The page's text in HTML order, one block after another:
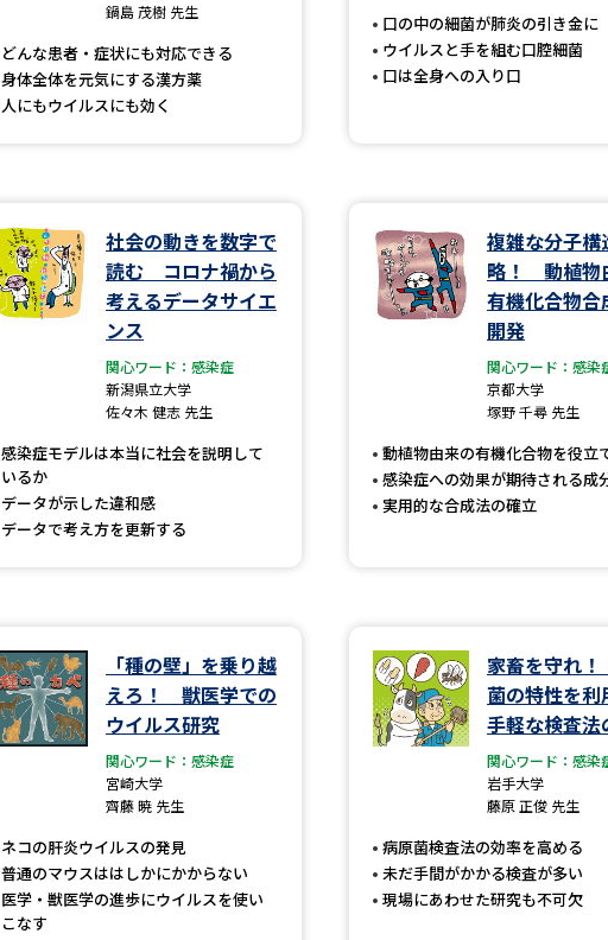
幼稚園教員資格認定試験
小学校教員資格
高等学校（情報）教員資格認定試験
大学で学べる内容や特徴を調べ
新増設大学・学部・学科特集
国際・グ
奨学金・特待生制
新学年スタート号特集ペー
新学年スタート号特集ページ（高2生用）
SELFBRAND特集ページ
来場型・Web型イベント特集
受験準備
志望校・出願校を調べる
受験スケジュールを立てよう
鍋島 茂樹 先生
どんな患者・症状にも対応できる
身体全体を元気にする漢方薬
人にもウイルスにも効く
口の中の細菌が肺炎の引き金に
ウイルスと手を組む口腔細菌
口は全身への入り口
社会の動きを数字で
読む コロナ禍から
考えるデータサイエ
ンス
関心ワード：感染症
新潟県立大学
佐々木 健志 先生
感染症モデルは本当に社会を説明して
いるか
データが示した違和感
データで考え方を更新する
複雑な分子構
略！ 動植物
有機化合物合
開発
関心ワード：感染
京都大学
塚野 千尋 先生
動植物由来の有機化合物を役立
感染症への効果が期待される成
実用的な合成法の確立
「種の壁」を乗り越
えろ！ 獣医学での
ウイルス研究
関心ワード：感染症
宮崎大学
齊藤 暁 先生
ネコの肝炎ウイルスの発見
普通のマウスははしかにかからない
医学・獣医学の進歩にウイルスを使い
こなす
家畜を守れ
菌の特性を利
手軽な検査法
関心ワード：感染
岩手大学
藤原 正俊 先生
病原菌検査法の効率を高める
未だ手間がかかる検査が多い
現場にあわせた研究も不可欠